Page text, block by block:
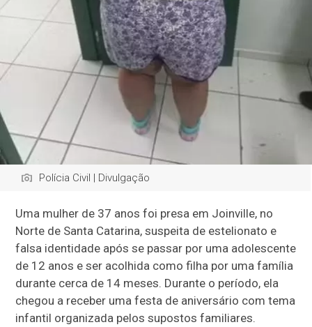
Polícia Civil | Divulgação
Uma mulher de 37 anos foi presa em Joinville, no
Norte de Santa Catarina, suspeita de estelionato e
falsa identidade após se passar por uma adolescente
de 12 anos e ser acolhida como filha por uma família
durante cerca de 14 meses. Durante o período, ela
chegou a receber uma festa de aniversário com tema
infantil organizada pelos supostos familiares.